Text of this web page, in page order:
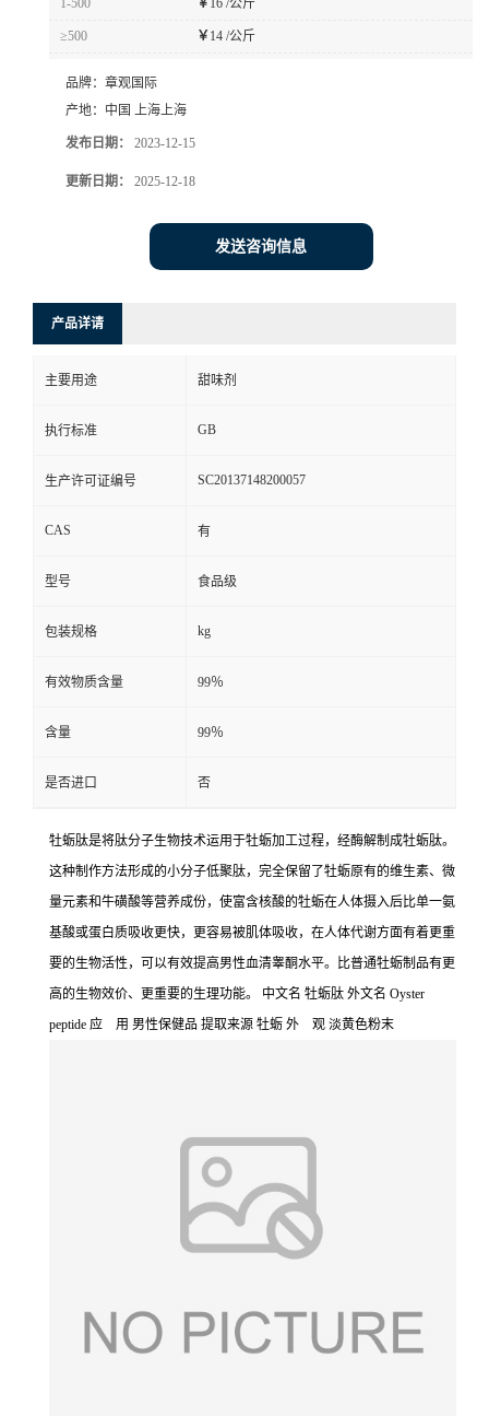
≥500 ￥14 /公斤
品牌： 章观国际
产地： 中国 上海上海
发布日期： 2023-12-15
更新日期： 2025-12-18
发送咨询信息
产品详请
主要用途 甜味剂
执行标准 GB
生产许可证编号 SC20137148200057
CAS 有
型号 食品级
包装规格 kg
有效物质含量 99％
含量 99％
是否进口 否
牡蛎肽是将肽分子生物技术运用于牡蛎加工过程，经酶解制成牡蛎肽。
这种制作方法形成的小分子低聚肽，完全保留了牡蛎原有的维生素、微
量元素和牛磺酸等营养成份，使富含核酸的牡蛎在人体摄入后比单一氨
基酸或蛋白质吸收更快，更容易被肌体吸收，在人体代谢方面有着更重
要的生物活性，可以有效提高男性血清睾酮水平。比普通牡蛎制品有更
高的生物效价、更重要的生理功能。 中文名 牡蛎肽 外文名 Oyster
peptide 应 用 男性保健品 提取来源 牡蛎 外 观 淡黄色粉末